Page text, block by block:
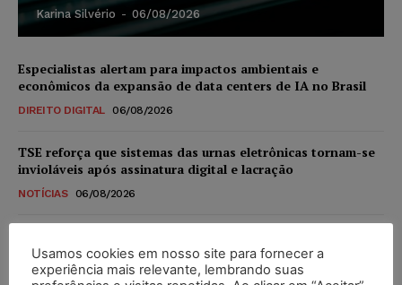
Karina Silvério - 06/08/2026
Especialistas alertam para impactos ambientais e
econômicos da expansão de data centers de IA no Brasil
DIREITO DIGITAL 06/08/2026
TSE reforça que sistemas das urnas eletrônicas tornam-se
invioláveis após assinatura digital e lacração
NOTÍCIAS 06/08/2026
proibição dos jogos de azar no Brasil
NOTÍCIAS 06/08/2026
Usamos cookies em nosso site para fornecer a
experiência mais relevante, lembrando suas